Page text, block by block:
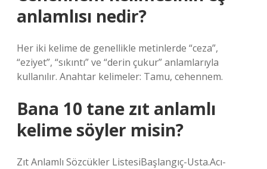
anlamlısı nedir?
Her iki kelime de genellikle metinlerde “ceza”,
“eziyet”, “sıkıntı” ve “derin çukur” anlamlarıyla
kullanılır. Anahtar kelimeler: Tamu, cehennem.
Bana 10 tane zıt anlamlı
kelime söyler misin?
Zıt Anlamlı Sözcükler ListesiBaşlangıç-Usta.Acı-